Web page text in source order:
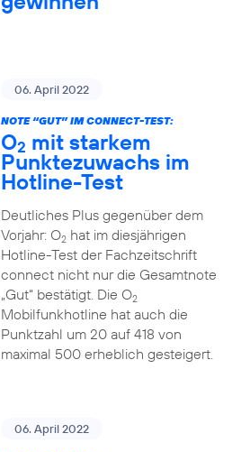
06. April 2022
NOTE “GUT” IM CONNECT-TEST:
O2 mit starkem
Punktezuwachs im
Hotline-Test
Deutliches Plus gegenüber dem
Vorjahr: O2hat im diesjährigen
Hotline-Test der Fachzeitschrift
connect nicht nur die Gesamtnote
„Gut“ bestätigt. Die O2
Mobilfunkhotline hat auch die
Punktzahl um 20 auf 418 von
maximal 500 erheblich gesteigert.
06. April 2022